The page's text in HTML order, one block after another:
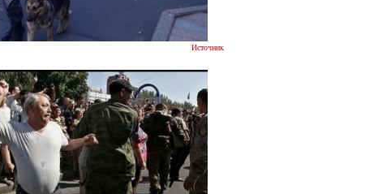
Источник